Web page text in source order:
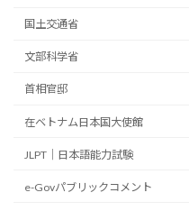
国土交通省
文部科学省
首相官邸
在ベトナム日本国大使館
JLPT｜日本語能力試験
e-Govパブリックコメント